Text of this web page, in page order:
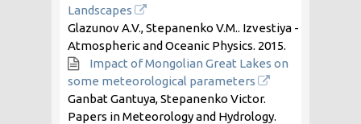
Landscapes
Glazunov A.V., Stepanenko V.M.. Izvestiya -
Atmospheric and Oceanic Physics. 2015.
Impact of Mongolian Great Lakes on
some meteorological parameters
Ganbat Gantuya, Stepanenko Victor.
Papers in Meteorology and Hydrology.